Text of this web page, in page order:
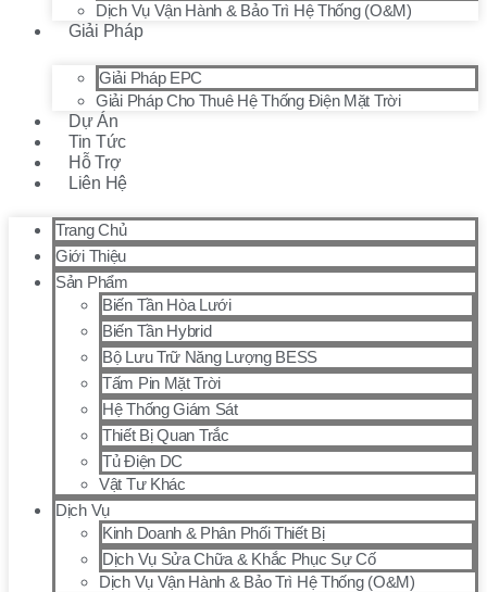
Dịch Vụ Vận Hành & Bảo Trì Hệ Thống (O&M)
Giải Pháp
Giải Pháp EPC
Giải Pháp Cho Thuê Hệ Thống Điện Mặt Trời
Dự Án
Tin Tức
Hỗ Trợ
Liên Hệ
Trang Chủ
Giới Thiệu
Sản Phẩm
Biến Tần Hòa Lưới
Biến Tần Hybrid
Bộ Lưu Trữ Năng Lượng BESS
Tấm Pin Mặt Trời
Hệ Thống Giám Sát
Thiết Bị Quan Trắc
Tủ Điện DC
Vật Tư Khác
Dịch Vụ
Kinh Doanh & Phân Phối Thiết Bị
Dịch Vụ Sửa Chữa & Khắc Phục Sự Cố
Dịch Vụ Vận Hành & Bảo Trì Hệ Thống (O&M)